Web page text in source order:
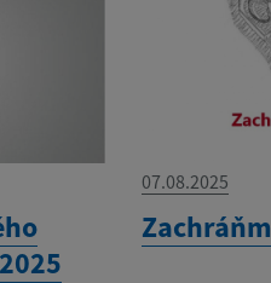
07.08.2025